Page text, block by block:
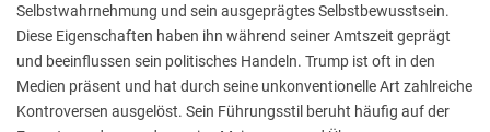
Selbstwahrnehmung und sein ausgeprägtes Selbstbewusstsein.
Diese Eigenschaften haben ihn während seiner Amtszeit geprägt
und beeinflussen sein politisches Handeln. Trump ist oft in den
Medien präsent und hat durch seine unkonventionelle Art zahlreiche
Kontroversen ausgelöst. Sein Führungsstil beruht häufig auf der